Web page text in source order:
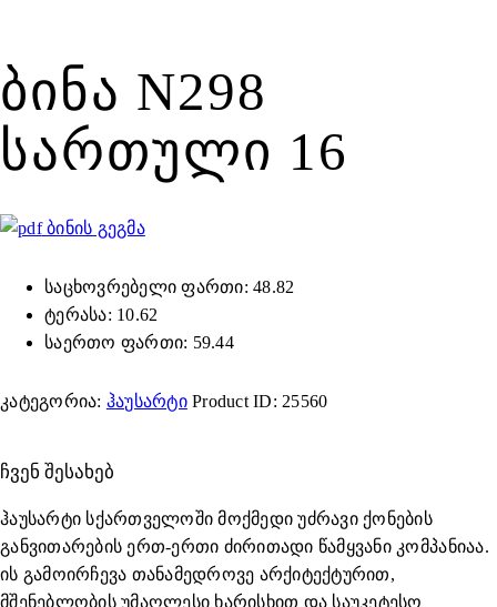
ᲑᲘᲜᲐ N298
ᲡᲐᲠᲗᲣᲚᲘ 16
ბინის გეგმა
საცხოვრებელი ფართი: 48.82
ტერასა: 10.62
საერთო ფართი: 59.44
კატეგორია: ჰაუსარტი Product ID: 25560
ᲩᲕᲔᲜ ᲨᲔᲡᲐᲮᲔᲑ
ჰაუსარტი სქართველოში მოქმედი უძრავი ქონების
განვითარების ერთ-ერთი ძირითადი წამყვანი კომპანიაა.
ის გამოირჩევა თანამედროვე არქიტექტურით,
მშენებლობის უმაღლესი ხარისხით და საუკეტესო